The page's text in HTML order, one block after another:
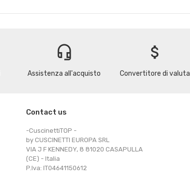
headset_mic
Assistenza all'acquisto
attach_money
Convertitore di valuta
Contact us
-CuscinettiTOP -
by CUSCINETTI EUROPA SRL
VIA J F KENNEDY, 8 81020 CASAPULLA
(CE) - Italia
P.Iva: IT04641150612